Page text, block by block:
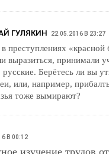
ГУЛЯКИН 22.05.2016 В 23:27
преступлениях
выразиться, принимали
русские. Берётесь ли вы
или, например,
тоже вымирают?
В 00:12
изучение трудов